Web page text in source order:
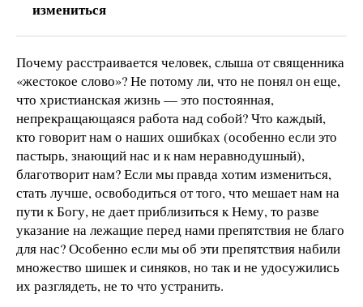
измениться
Почему расстраивается человек, слыша от священника
«жестокое слово»? Не потому ли, что не понял он еще,
что христианская жизнь — это постоянная,
непрекращающаяся работа над собой? Что каждый,
кто говорит нам о наших ошибках (особенно если это
пастырь, знающий нас и к нам неравнодушный),
благотворит нам? Если мы правда хотим измениться,
стать лучше, освободиться от того, что мешает нам на
пути к Богу, не дает приблизиться к Нему, то разве
указание на лежащие перед нами препятствия не благо
для нас? Особенно если мы об эти препятствия набили
множество шишек и синяков, но так и не удосужились
их разглядеть, не то что устранить.